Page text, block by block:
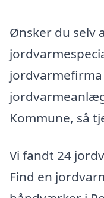
Ønsker du selv
Kommune, så
Vi fandt 24
Find en